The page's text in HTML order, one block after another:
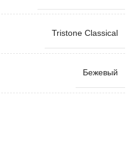
Tristone Classical
Бежевый